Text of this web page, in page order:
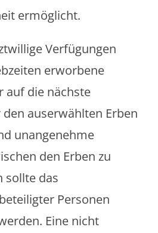
ermöglicht.
Verfügungen
erworbene
auf die nächste
auserwählten Erben
unangenehme
den Erben zu
sollte das
Personen
Eine nicht